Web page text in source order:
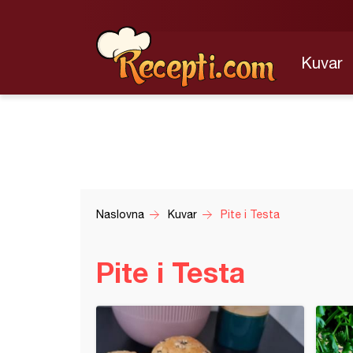
Kuvar
Naslovna Kuvar Pite i Testa
Pite i Testa
testo sa krompirom